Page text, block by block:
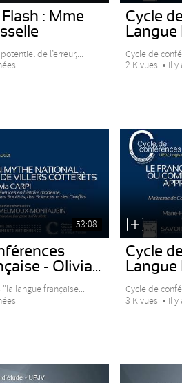
: Mme
de l’erreur,...
Cycle
Langue
Cycle de
2 K vues
Il y
53:08
- Olivia...
langue française...
Cycle
Langue
Cycle de
3 K vues
Il y